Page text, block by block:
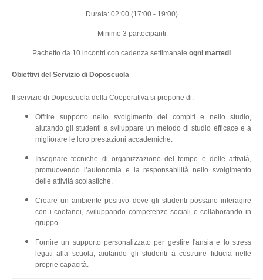
Durata: 02:00 (17:00 - 19:00)
Minimo 3 partecipanti
Pachetto da 10 incontri con cadenza settimanale ogni martedi
Obiettivi del Servizio di Doposcuola
Il servizio di Doposcuola della Cooperativa si propone di:
Offrire supporto nello svolgimento dei compiti e nello studio,
aiutando gli studenti a sviluppare un metodo di studio efficace e a
migliorare le loro prestazioni accademiche.
Insegnare tecniche di organizzazione del tempo e delle attività,
promuovendo l’autonomia e la responsabilità nello svolgimento
delle attività scolastiche.
Creare un ambiente positivo dove gli studenti possano interagire
con i coetanei, sviluppando competenze sociali e collaborando in
gruppo.
Fornire un supporto personalizzato per gestire l'ansia e lo stress
legati alla scuola, aiutando gli studenti a costruire fiducia nelle
proprie capacità.